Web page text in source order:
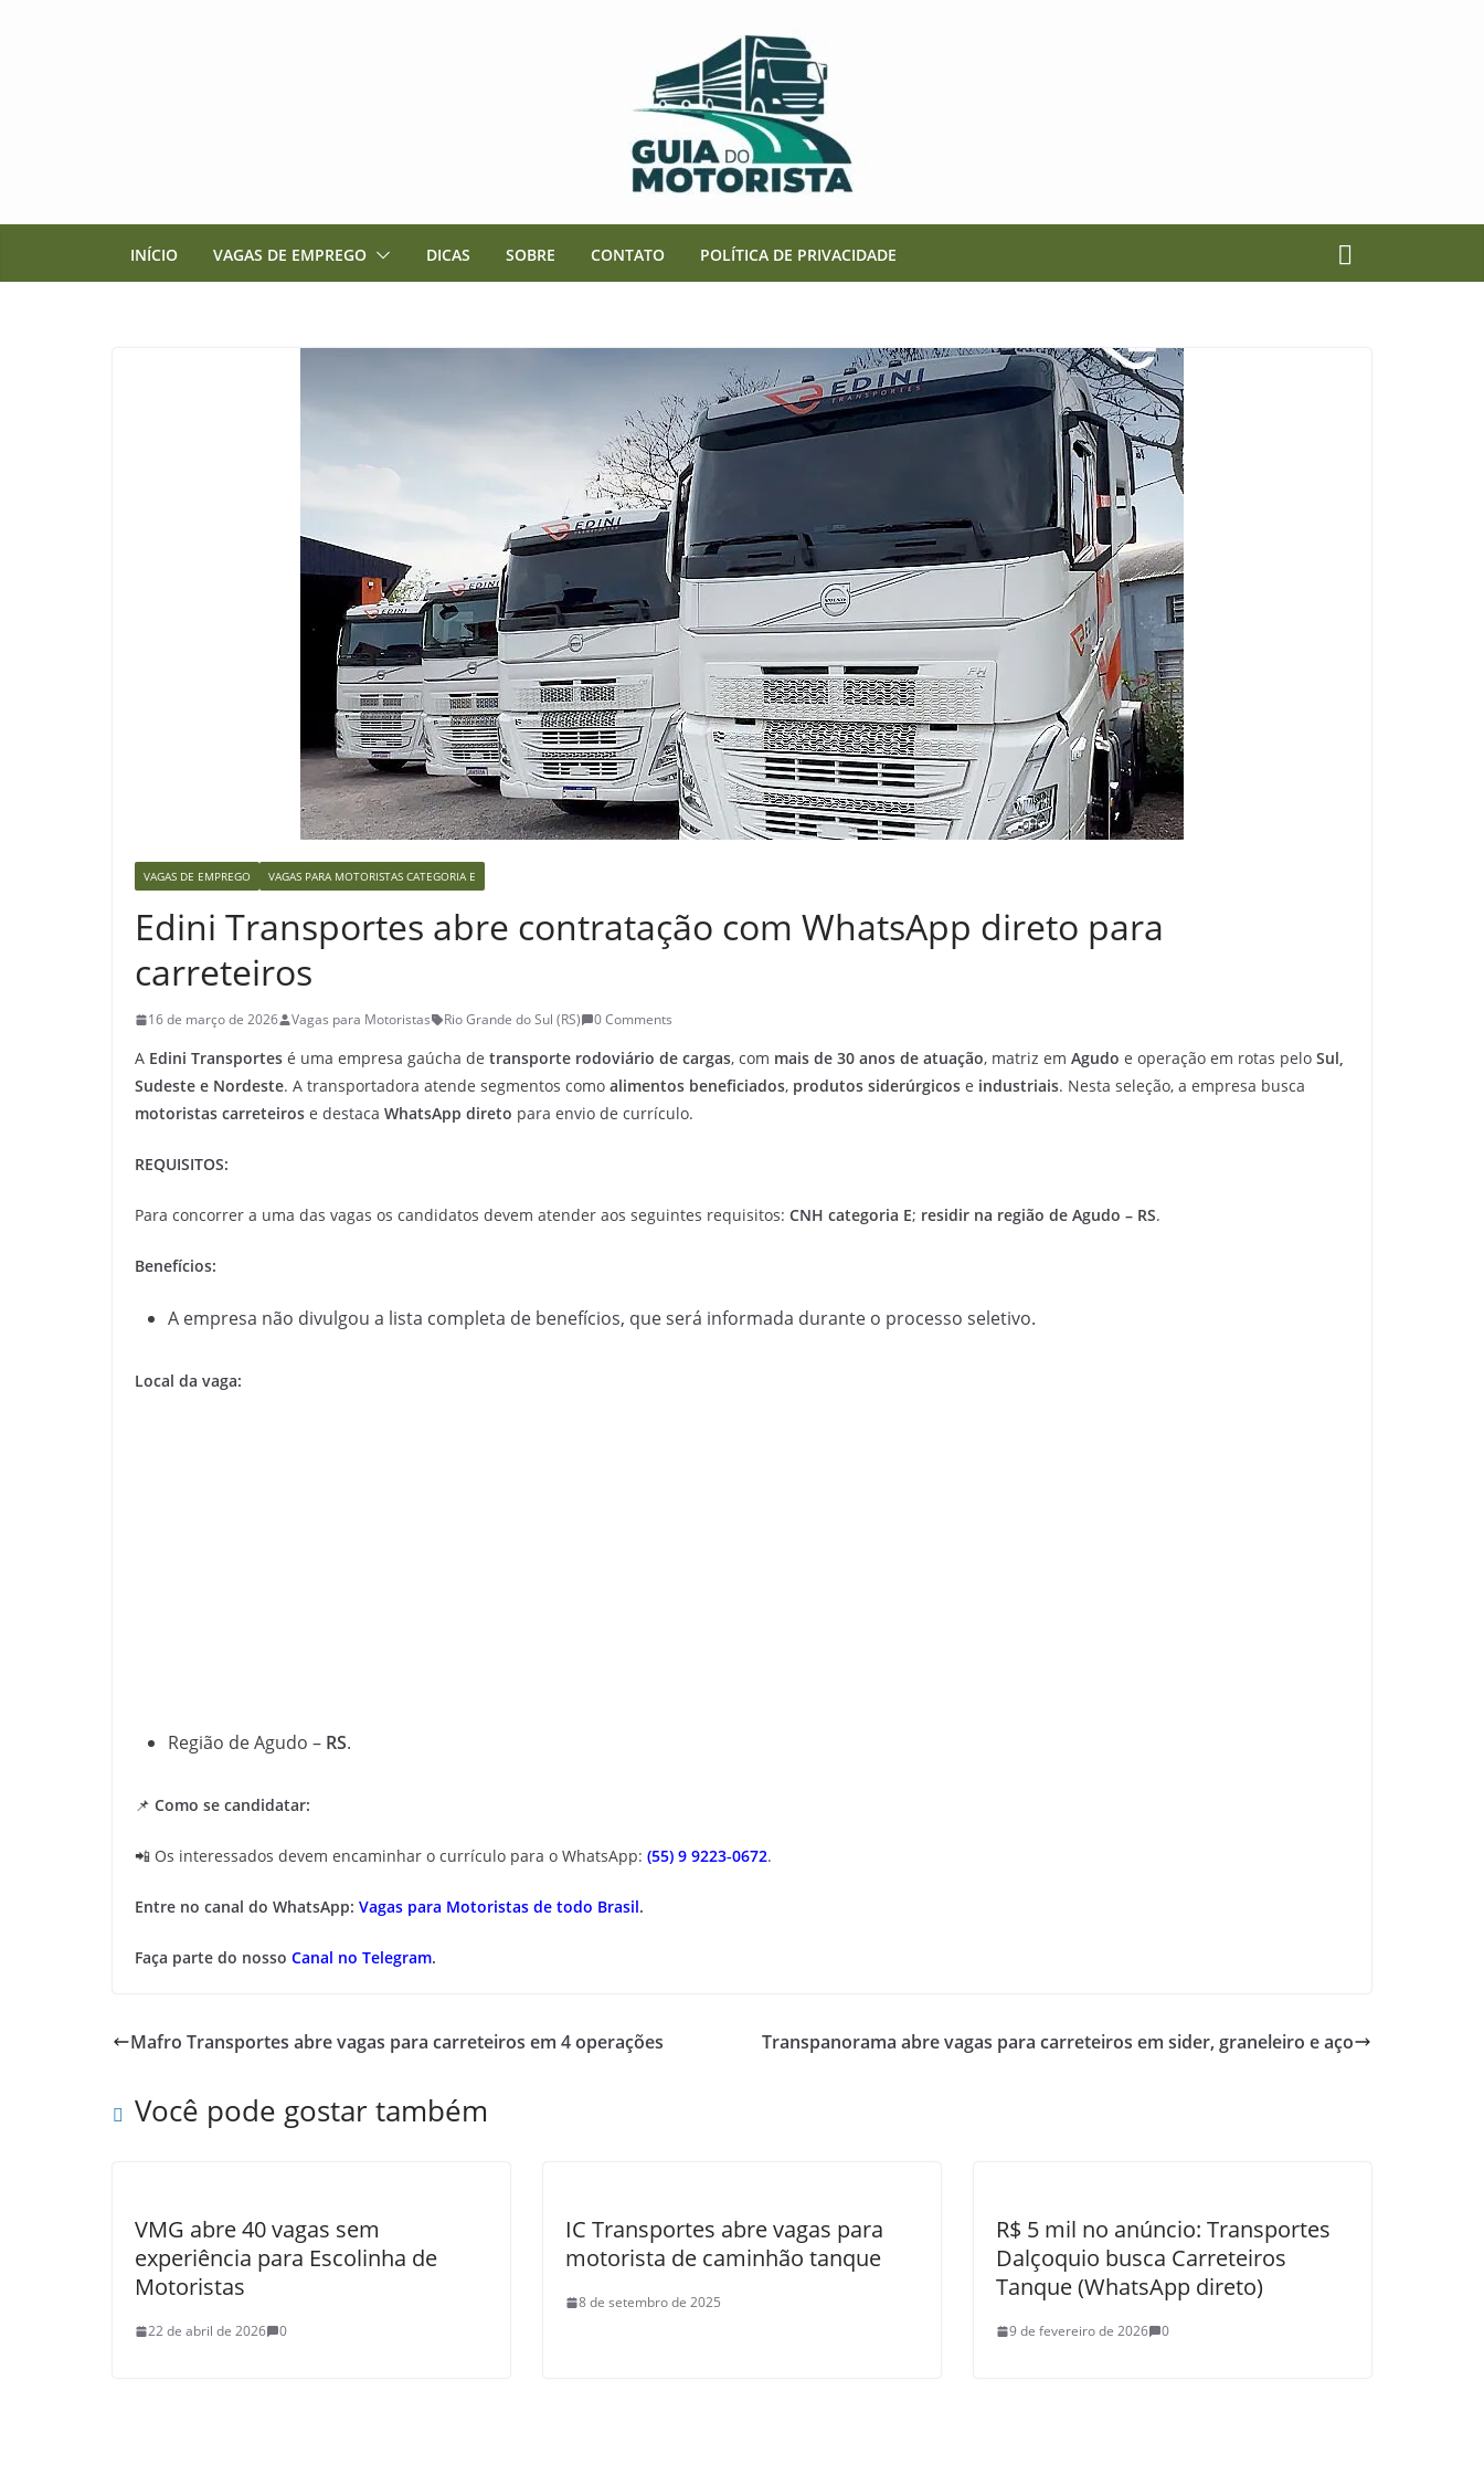
INÍCIO VAGAS DE EMPREGO DICAS SOBRE CONTATO POLÍTICA DE PRIVACIDADE
VAGAS DE EMPREGO VAGAS PARA MOTORISTAS CATEGORIA E
Edini Transportes abre contratação com WhatsApp direto para
carreteiros
16 de março de 2026 Vagas para Motoristas Rio Grande do Sul (RS) 0 Comments
A Edini Transportes é uma empresa gaúcha de transporte rodoviário de cargas, com mais de 30 anos de atuação, matriz em Agudo e operação em rotas pelo Sul,
Sudeste e Nordeste. A transportadora atende segmentos como alimentos beneficiados, produtos siderúrgicos e industriais. Nesta seleção, a empresa busca
motoristas carreteiros e destaca WhatsApp direto para envio de currículo.
REQUISITOS:
Para concorrer a uma das vagas os candidatos devem atender aos seguintes requisitos: CNH categoria E; residir na região de Agudo – RS.
Benefícios:
A empresa não divulgou a lista completa de benefícios, que será informada durante o processo seletivo.
Local da vaga:
Região de Agudo – RS.
📌 Como se candidatar:
📲 Os interessados devem encaminhar o currículo para o WhatsApp: (55) 9 9223‑0672.
Entre no canal do WhatsApp: Vagas para Motoristas de todo Brasil.
Faça parte do nosso Canal no Telegram.
Mafro Transportes abre vagas para carreteiros em 4 operações Transpanorama abre vagas para carreteiros em sider, graneleiro e aço
Você pode gostar também
VMG abre 40 vagas sem
experiência para Escolinha de
Motoristas
22 de abril de 2026 0
IC Transportes abre vagas para
motorista de caminhão tanque
8 de setembro de 2025
R$ 5 mil no anúncio: Transportes
Dalçoquio busca Carreteiros
Tanque (WhatsApp direto)
9 de fevereiro de 2026 0